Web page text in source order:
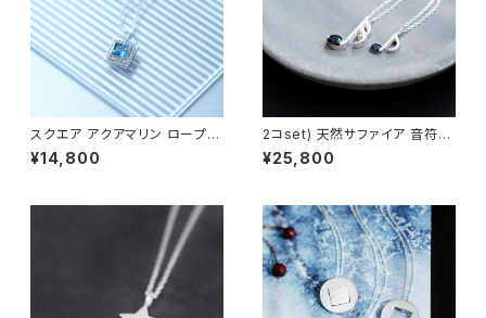
スクエア アクアマリン ロープ メ
ンズ ネックレス シルバー925
¥14,800
2コset) 天然サファイア 音符
ペア ネックレス シルバー925
¥25,800